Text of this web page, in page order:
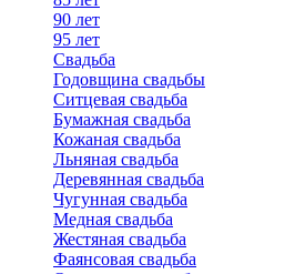
90 лет
95 лет
Свадьба
Годовщина свадьбы
Ситцевая свадьба
Бумажная свадьба
Кожаная свадьба
Льняная свадьба
Деревянная свадьба
Чугунная свадьба
Медная свадьба
Жестяная свадьба
Фаянсовая свадьба